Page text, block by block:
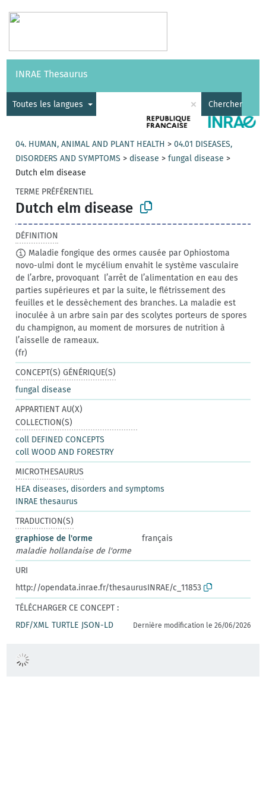
Vocabulaires API
INRAE Thesaurus
Toutes les langues × Chercher
04. HUMAN, ANIMAL AND PLANT HEALTH >04.01 DISEASES,
DISORDERS AND SYMPTOMS > disease >fungal disease >
Dutch elm disease
TERME PRÉFÉRENTIEL
Dutch elm disease
DÉFINITION
Maladie fongique des ormes causée par Ophiostoma
novo-ulmi dont le mycélium envahit le système vasculaire
de l’arbre, provoquant l’arrêt de l’alimentation en eau des
parties supérieures et par la suite, le flétrissement des
feuilles et le dessèchement des branches. La maladie est
inoculée à un arbre sain par des scolytes porteurs de spores
du champignon, au moment de morsures de nutrition à
l’aisselle de rameaux.
(fr)
CONCEPT(S) GÉNÉRIQUE(S)
fungal disease
APPARTIENT AU(X)
COLLECTION(S)
coll DEFINED CONCEPTS
coll WOOD AND FORESTRY
MICROTHESAURUS
HEA diseases, disorders and symptoms
INRAE thesaurus
TRADUCTION(S)
graphiose de l'orme
français
maladie hollandaise de l'orme
URI
http://opendata.inrae.fr/thesaurusINRAE/c_11853
TÉLÉCHARGER CE CONCEPT :
RDF/XML TURTLE JSON-LD Dernière modification le 26/06/2026